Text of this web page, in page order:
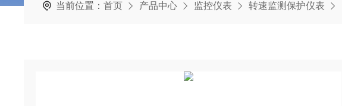
当前位置：首页 产品中心 监控仪表 转速监测保护仪表